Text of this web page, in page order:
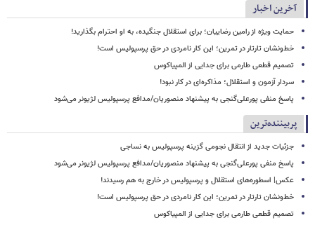
آخرین اخبار
حمایت ویژه از رامین رضاییان؛ برای استقلال جنگیده، به او احترام بگذارید!
خط‌ونشان تارتار در تمرین؛ این کار نامردی در حق پرسپولیس است!
تصمیم قطعی طارمی برای جدایی از المپیاکوس
سردار آزمون و استقلال؛ مذاکره‌ای در کار نبود!
پاسخ منفی پورعلی‌گنجی به پیشنهاد منصوریان/مدافع پرسپولیس لژیونر می‌شود
پربیننده‌ترین
جزئیات جدید از انتقال نجومی گزینه پرسپولیس به نساجی
پاسخ منفی پورعلی‌گنجی به پیشنهاد منصوریان/مدافع پرسپولیس لژیونر می‌شود
عکس| اسطوره‌های استقلال و پرسپولیس در خارج به هم رسیدند!
خط‌ونشان تارتار در تمرین؛ این کار نامردی در حق پرسپولیس است!
تصمیم قطعی طارمی برای جدایی از المپیاکوس